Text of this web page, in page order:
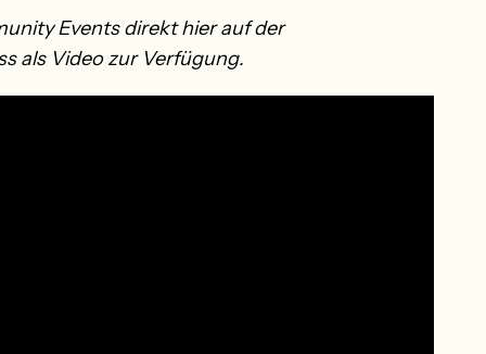
Events direkt hier auf der
als Video zur Verfügung.